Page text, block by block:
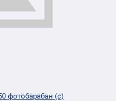
фотобарабан (c)